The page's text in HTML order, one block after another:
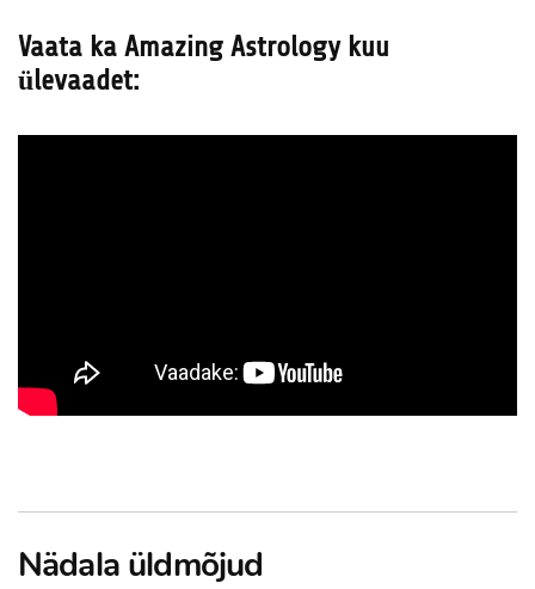
Vaata ka Amazing Astrology kuu
ülevaadet:
Nädala üldmõjud